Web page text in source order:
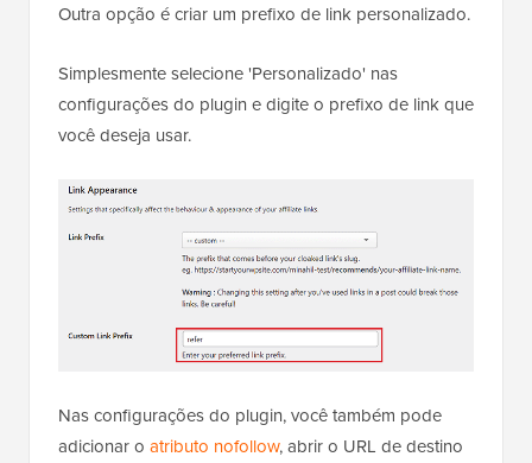
Outra opção é criar um prefixo de link personalizado.
Simplesmente selecione 'Personalizado' nas
configurações do plugin e digite o prefixo de link que
você deseja usar.
Nas configurações do plugin, você também pode
adicionar o atributo nofollow, abrir o URL de destino